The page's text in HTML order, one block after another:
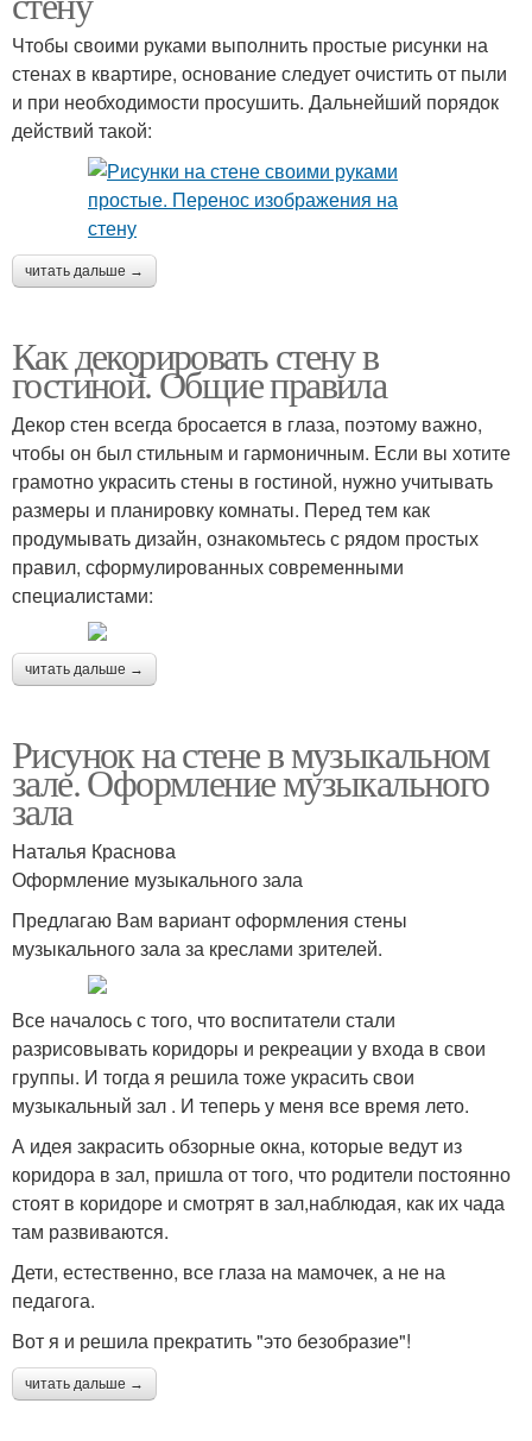
Чтобы своими руками выполнить простые рисунки на
стенах в квартире, основание следует очистить от пыли
и при необходимости просушить. Дальнейший порядок
действий такой:
читать дальше →
Как декорировать стену в
гостиной. Общие правила
Декор стен всегда бросается в глаза, поэтому важно,
чтобы он был стильным и гармоничным. Если вы хотите
грамотно украсить стены в гостиной, нужно учитывать
размеры и планировку комнаты. Перед тем как
продумывать дизайн, ознакомьтесь с рядом простых
правил, сформулированных современными
специалистами:
читать дальше →
Рисунок на стене в музыкальном
зале. Оформление музыкального
зала
Наталья Краснова
Оформление музыкального зала
Предлагаю Вам вариант оформления стены
музыкального зала за креслами зрителей.
Все началось с того, что воспитатели стали
разрисовывать коридоры и рекреации у входа в свои
группы. И тогда я решила тоже украсить свои
музыкальный зал . И теперь у меня все время лето.
А идея закрасить обзорные окна, которые ведут из
коридора в зал, пришла от того, что родители постоянно
стоят в коридоре и смотрят в зал,наблюдая, как их чада
там развиваются.
Дети, естественно, все глаза на мамочек, а не на
педагога.
Вот я и решила прекратить "это безобразие"!
читать дальше →